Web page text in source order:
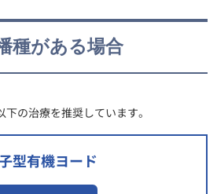
種がある場合
の治療を推奨しています。
型有機ヨード